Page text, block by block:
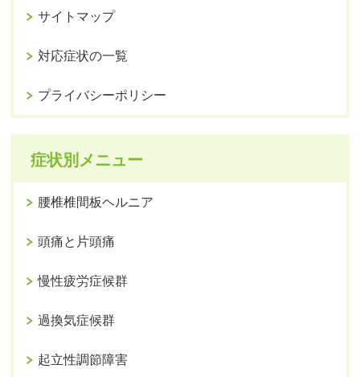
サイトマップ
対応症状の一覧
プライバシーポリシー
症状別メニュー
腰椎椎間板ヘルニア
頭痛と片頭痛
慢性疲労症候群
過換気症候群
起立性調節障害